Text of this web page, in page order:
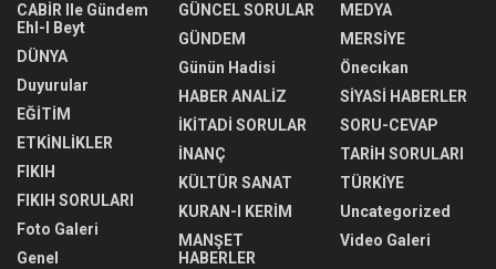
CABİR Ile Gündem
Ehl-I Beyt
DÜNYA
Duyurular
EĞİTİM
ETKİNLİKLER
FIKIH
FIKIH SORULARI
Foto Galeri
Genel
GÜNCEL SORULAR
GÜNDEM
Günün Hadisi
HABER ANALİZ
İKİTADİ SORULAR
İNANÇ
KÜLTÜR SANAT
KURAN-I KERİM
MANŞET
HABERLER
MEDYA
MERSİYE
Önecıkan
SİYASİ HABERLER
SORU-CEVAP
TARİH SORULARI
TÜRKİYE
Uncategorized
Video Galeri